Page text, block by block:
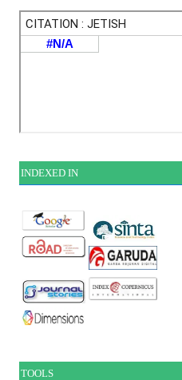
INDEXED IN
TOOLS